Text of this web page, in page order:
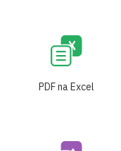
PDF na Excel